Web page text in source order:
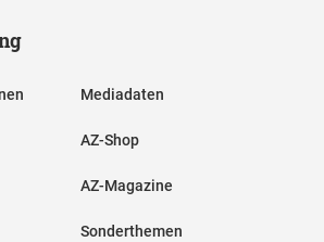
Mediadaten
AZ-Shop
AZ-Magazine
Sonderthemen